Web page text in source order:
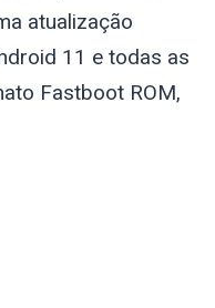
atualização
11 e todas as
Fastboot ROM,